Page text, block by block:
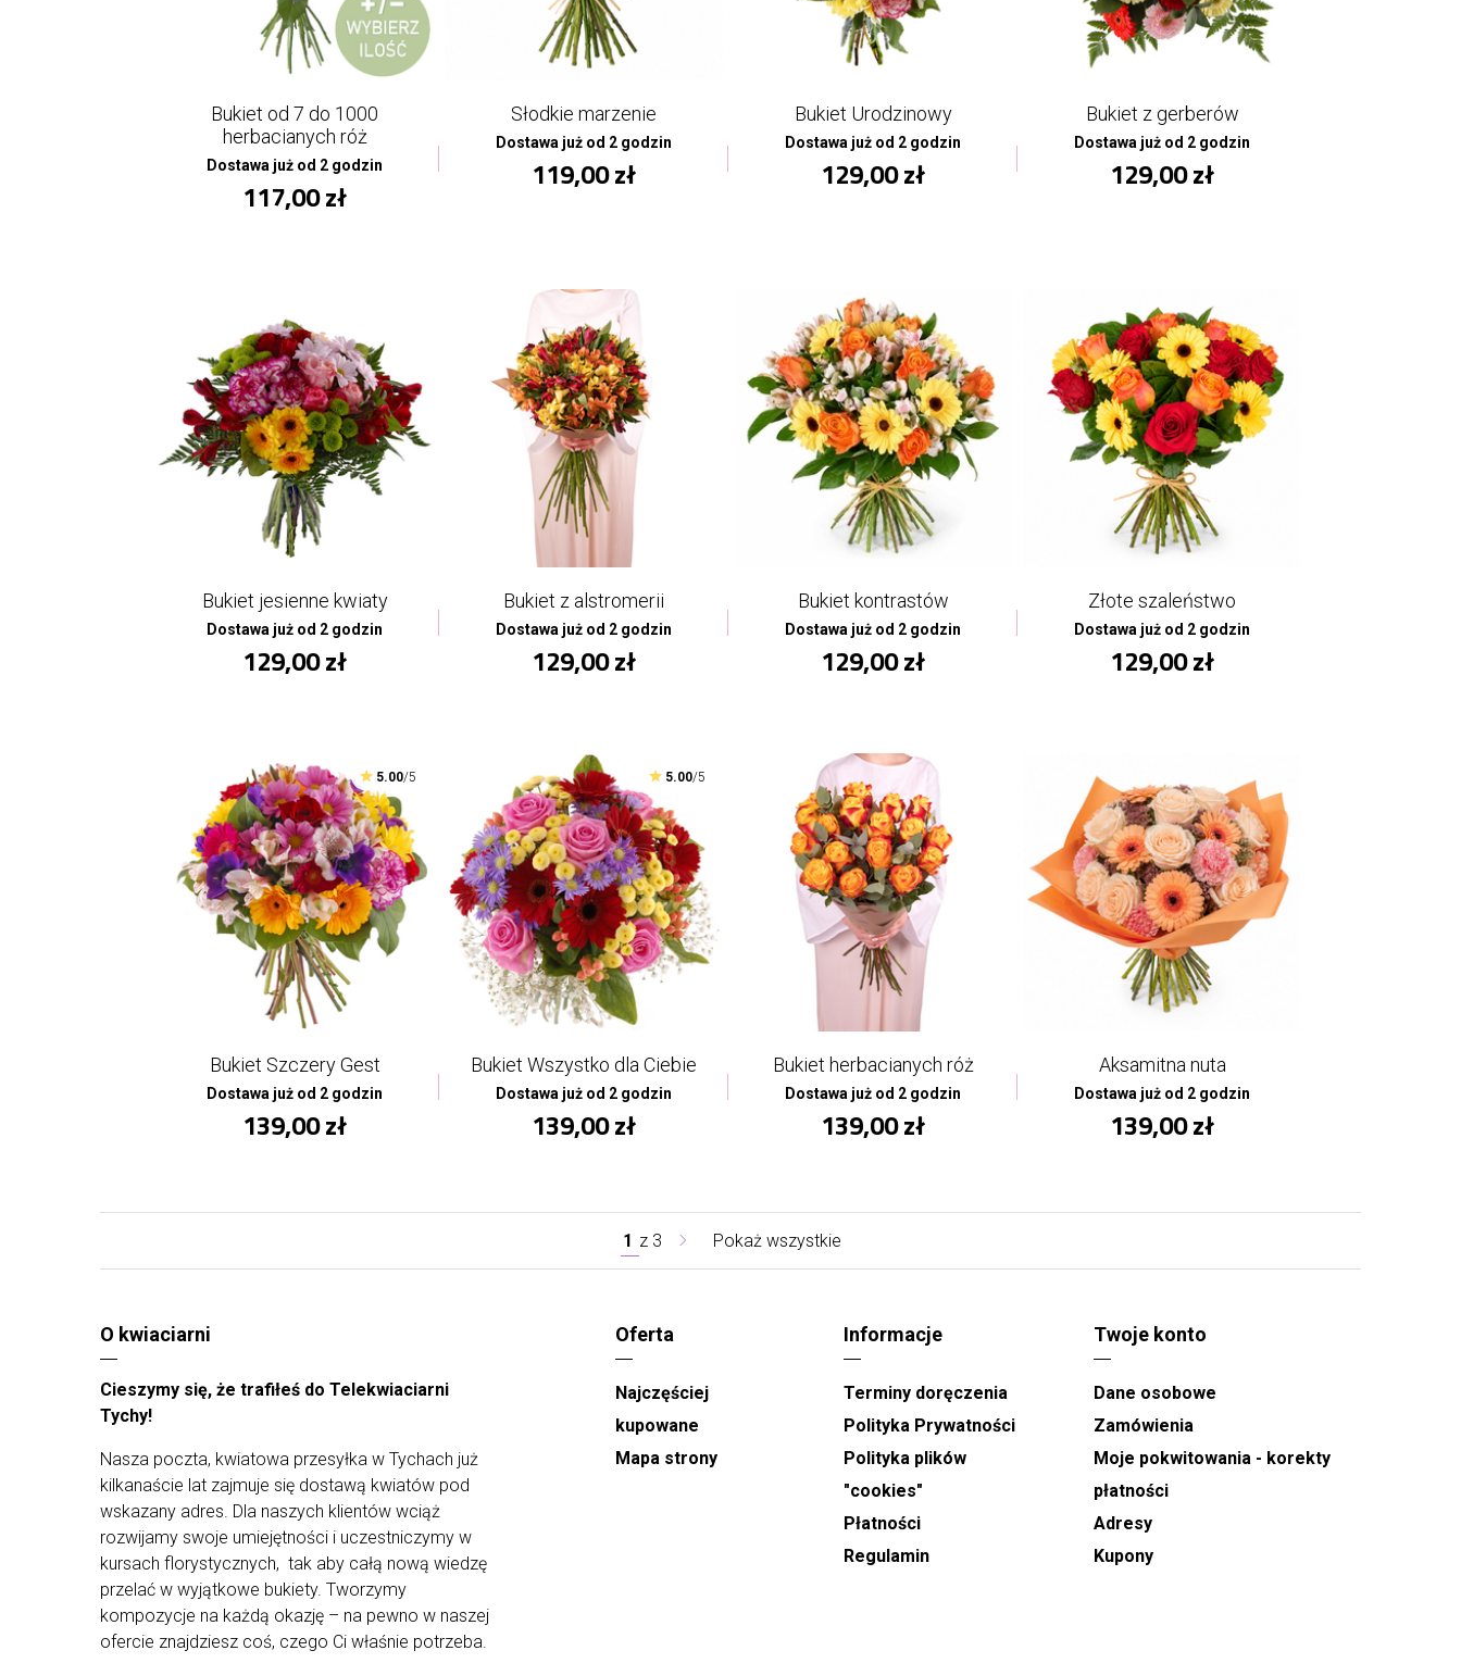
Bukiet od 7 do 1000
herbacianych róż
Dostawa już od 2 godzin
117,00 zł
Słodkie marzenie
Dostawa już od 2 godzin
119,00 zł
Bukiet Urodzinowy
Dostawa już od 2 godzin
129,00 zł
Bukiet z gerberów
Dostawa już od 2 godzin
129,00 zł
Bukiet jesienne kwiaty
Dostawa już od 2 godzin
129,00 zł
Bukiet z alstromerii
Dostawa już od 2 godzin
129,00 zł
Bukiet kontrastów
Dostawa już od 2 godzin
129,00 zł
Złote szaleństwo
Dostawa już od 2 godzin
129,00 zł
5.00/5
Bukiet Szczery Gest
Dostawa już od 2 godzin
139,00 zł
5.00/5
Bukiet Wszystko dla Ciebie
Dostawa już od 2 godzin
139,00 zł
Bukiet herbacianych róż
Dostawa już od 2 godzin
139,00 zł
Aksamitna nuta
Dostawa już od 2 godzin
139,00 zł
1 z 3 Pokaż wszystkie
O kwiaciarni
Cieszymy się, że trafiłeś do Telekwiaciarni
Tychy!
Nasza poczta, kwiatowa przesyłka w Tychach już
kilkanaście lat zajmuje się dostawą kwiatów pod
wskazany adres. Dla naszych klientów wciąż
rozwijamy swoje umiejętności i uczestniczymy w
kursach florystycznych, tak aby całą nową wiedzę
przelać w wyjątkowe bukiety. Tworzymy
kompozycje na każdą okazję – na pewno w naszej
ofercie znajdziesz coś, czego Ci właśnie potrzeba.
Oferta
Najczęściej
kupowane
Mapa strony
Informacje
Terminy doręczenia
Polityka Prywatności
Polityka plików
"cookies"
Płatności
Regulamin
Twoje konto
Dane osobowe
Zamówienia
Moje pokwitowania - korekty
płatności
Adresy
Kupony